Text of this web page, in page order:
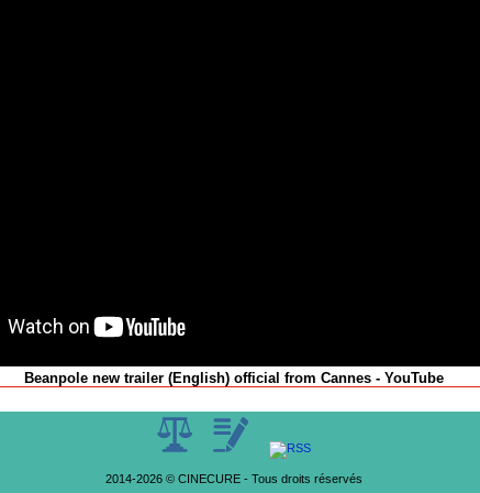
Beanpole new trailer (English) official from Cannes - YouTube
2014-2026 © CINECURE - Tous droits réservés